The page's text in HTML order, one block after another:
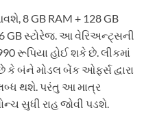
8 GB RAM + 128 GB
GB સ્ટોરેજ. આ વેરિઅન્ટ્સની
રૂપિયા હોઈ શકે છે. લીકમાં
બંને મોડલ બેંક ઓફર્સ દ્વારા
થશે. પરંતુ આ માત્ર
સુધી રાહ જોવી પડશે.